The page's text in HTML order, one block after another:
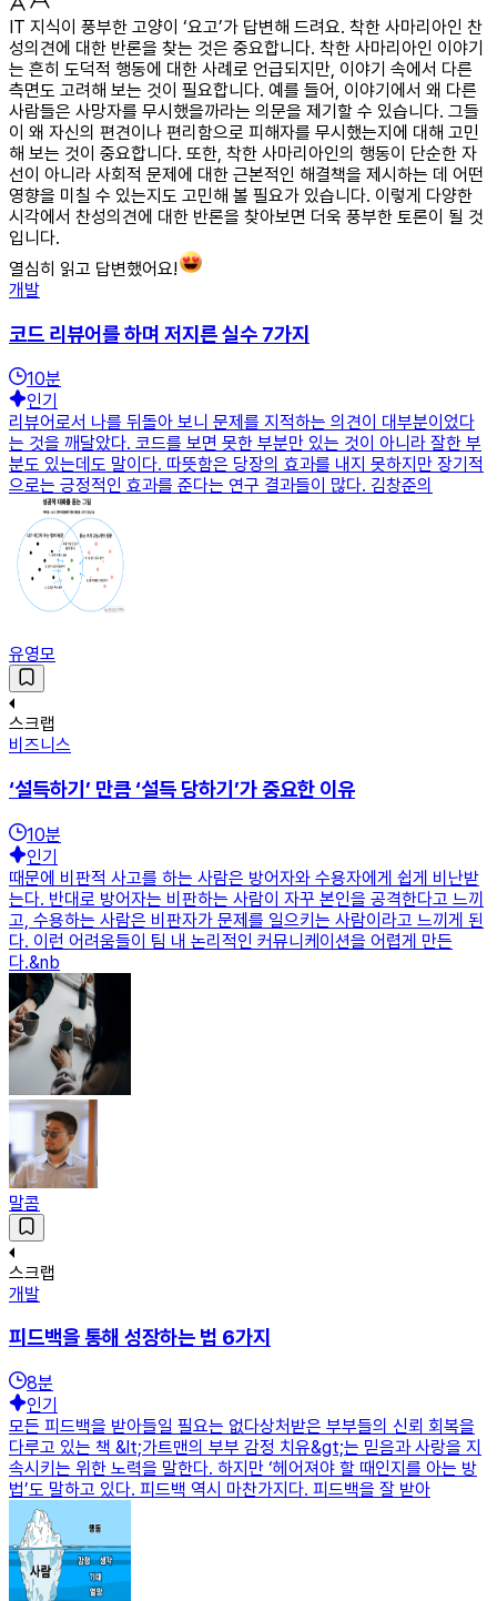
IT 지식이 풍부한 고양이 ‘요고’가 답변해 드려요. 착한 사마리아인 찬
성의견에 대한 반론을 찾는 것은 중요합니다. 착한 사마리아인 이야기
는 흔히 도덕적 행동에 대한 사례로 언급되지만, 이야기 속에서 다른
측면도 고려해 보는 것이 필요합니다. 예를 들어, 이야기에서 왜 다른
사람들은 사망자를 무시했을까라는 의문을 제기할 수 있습니다. 그들
이 왜 자신의 편견이나 편리함으로 피해자를 무시했는지에 대해 고민
해 보는 것이 중요합니다. 또한, 착한 사마리아인의 행동이 단순한 자
선이 아니라 사회적 문제에 대한 근본적인 해결책을 제시하는 데 어떤
영향을 미칠 수 있는지도 고민해 볼 필요가 있습니다. 이렇게 다양한
시각에서 찬성의견에 대한 반론을 찾아보면 더욱 풍부한 토론이 될 것
입니다.
열심히 읽고 답변했어요!
개발
코드 리뷰어를 하며 저지른 실수 7가지
10분
인기
리뷰어로서 나를 뒤돌아 보니 문제를 지적하는 의견이 대부분이었다
는 것을 깨달았다. 코드를 보면 못한 부분만 있는 것이 아니라 잘한 부
분도 있는데도 말이다. 따뜻함은 당장의 효과를 내지 못하지만 장기적
으로는 긍정적인 효과를 준다는 연구 결과들이 많다. 김창준의
유영모
스크랩
비즈니스
‘설득하기’ 만큼 ‘설득 당하기’가 중요한 이유
10분
인기
때문에 비판적 사고를 하는 사람은 방어자와 수용자에게 쉽게 비난받
는다. 반대로 방어자는 비판하는 사람이 자꾸 본인을 공격한다고 느끼
고, 수용하는 사람은 비판자가 문제를 일으키는 사람이라고 느끼게 된
다. 이런 어려움들이 팀 내 논리적인 커뮤니케이션을 어렵게 만든
다.&nb
말콤
스크랩
개발
피드백을 통해 성장하는 법 6가지
8분
인기
모든 피드백을 받아들일 필요는 없다상처받은 부부들의 신뢰 회복을
다루고 있는 책 &lt;가트맨의 부부 감정 치유&gt;는 믿음과 사랑을 지
속시키는 위한 노력을 말한다. 하지만 ‘헤어져야 할 때인지를 아는 방
법’도 말하고 있다. 피드백 역시 마찬가지다. 피드백을 잘 받아